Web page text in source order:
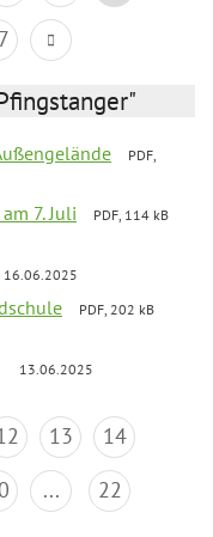
PDF,
7. Juli
PDF, 114 kB
16.06.2025
PDF, 202 kB
13.06.2025
13
14
... 22